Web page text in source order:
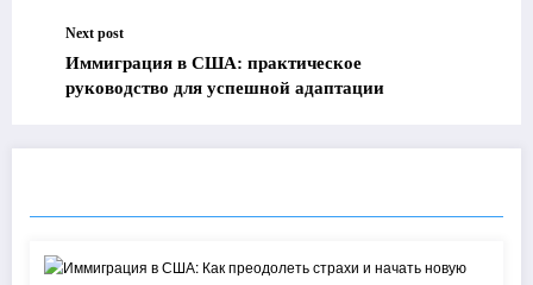
Next post
Иммиграция в США: практическое
руководство для успешной адаптации